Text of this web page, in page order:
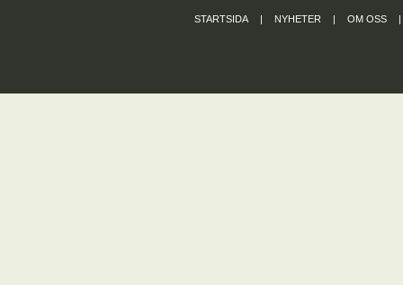
STARTSIDA | NYHETER | OM OSS |